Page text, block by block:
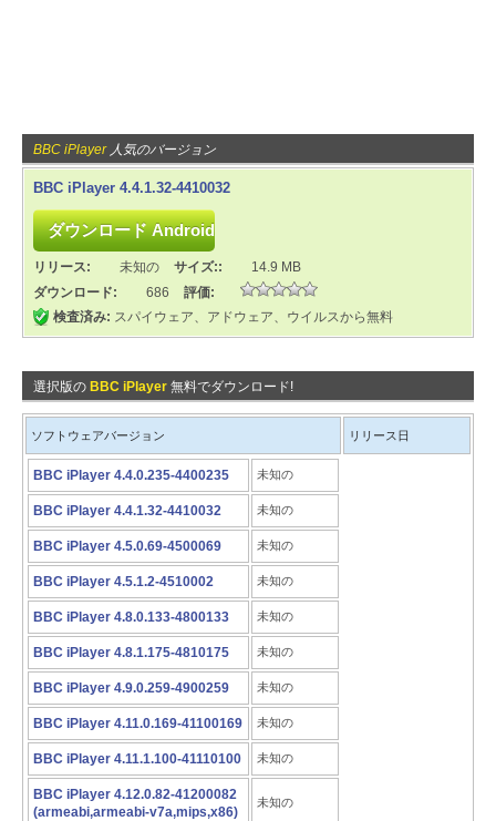
BBC iPlayer人気のバージョン
BBC iPlayer 4.4.1.32-4410032
リリース: 未知の サイズ::
14.9 MB
ダウンロード:
686
評価:
検査済み: スパイウェア、アドウェア、ウイルスから無料
選択版の BBC iPlayer 無料でダウンロード!
ソフトウェアバージョン リリース日
BBC iPlayer 4.4.0.235-4400235 未知の
BBC iPlayer 4.4.1.32-4410032 未知の
BBC iPlayer 4.5.0.69-4500069 未知の
BBC iPlayer 4.5.1.2-4510002 未知の
BBC iPlayer 4.8.0.133-4800133 未知の
BBC iPlayer 4.8.1.175-4810175 未知の
BBC iPlayer 4.9.0.259-4900259 未知の
BBC iPlayer 4.11.0.169-41100169 未知の
BBC iPlayer 4.11.1.100-41110100 未知の
BBC iPlayer 4.12.0.82-41200082
(armeabi,armeabi-v7a,mips,x86)
未知の